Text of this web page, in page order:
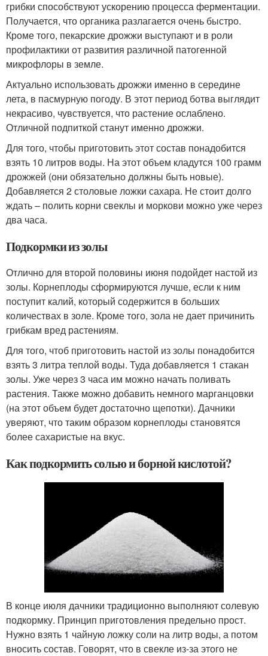
грибки способствуют ускорению процесса ферментации.
Получается, что органика разлагается очень быстро.
Кроме того, пекарские дрожжи выступают и в роли
профилактики от развития различной патогенной
микрофлоры в земле.
Актуально использовать дрожжи именно в середине
лета, в пасмурную погоду. В этот период ботва выглядит
некрасиво, чувствуется, что растение ослаблено.
Отличной подпиткой станут именно дрожжи.
Для того, чтобы приготовить этот состав понадобится
взять 10 литров воды. На этот объем кладутся 100 грамм
дрожжей (они обязательно должны быть новые).
Добавляется 2 столовые ложки сахара. Не стоит долго
ждать – полить корни свеклы и моркови можно уже через
два часа.
Подкормки из золы
Отлично для второй половины июня подойдет настой из
золы. Корнеплоды сформируются лучше, если к ним
поступит калий, который содержится в больших
количествах в золе. Кроме того, зола не дает причинить
грибкам вред растениям.
Для того, чтоб приготовить настой из золы понадобится
взять 3 литра теплой воды. Туда добавляется 1 стакан
золы. Уже через 3 часа им можно начать поливать
растения. Также можно добавить немного марганцовки
(на этот объем будет достаточно щепотки). Дачники
уверяют, что таким образом корнеплоды становятся
более сахаристые на вкус.
Как подкормить солью и борной кислотой?
В конце июля дачники традиционно выполняют солевую
подкормку. Принцип приготовления предельно прост.
Нужно взять 1 чайную ложку соли на литр воды, а потом
вносить состав. Говорят, что в свекле из-за этого не